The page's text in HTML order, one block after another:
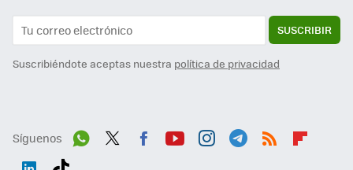
SUSCRIBIR
Suscribiéndote aceptas nuestra política de privacidad
Síguenos